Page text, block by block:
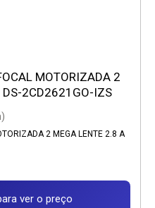
MOTORIZADA 2
DS-2CD2621GO-IZS
2 MEGA LENTE 2.8 A
ver o preço